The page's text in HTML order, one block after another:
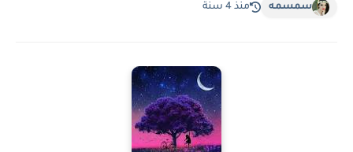
سمسمه منذ 4 سنة